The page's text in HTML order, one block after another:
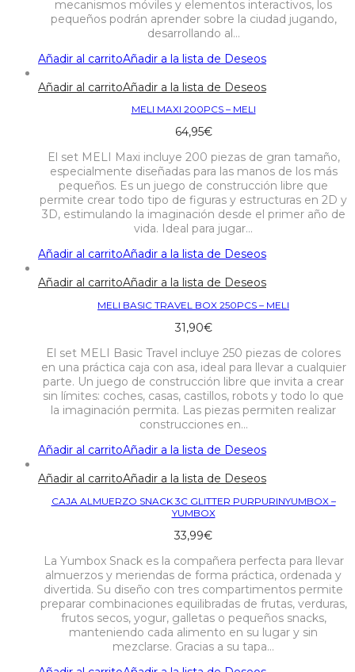
mecanismos móviles y elementos interactivos, los
pequeños podrán aprender sobre la ciudad jugando,
desarrollando al…
Añadir al carritoAñadir a la lista de Deseos
Añadir al carritoAñadir a la lista de Deseos
MELI MAXI 200PCS – MELI
64,95€
El set MELI Maxi incluye 200 piezas de gran tamaño,
especialmente diseñadas para las manos de los más
pequeños. Es un juego de construcción libre que
permite crear todo tipo de figuras y estructuras en 2D y
3D, estimulando la imaginación desde el primer año de
vida. Ideal para jugar…
Añadir al carritoAñadir a la lista de Deseos
Añadir al carritoAñadir a la lista de Deseos
MELI BASIC TRAVEL BOX 250PCS – MELI
31,90€
El set MELI Basic Travel incluye 250 piezas de colores
en una práctica caja con asa, ideal para llevar a cualquier
parte. Un juego de construcción libre que invita a crear
sin límites: coches, casas, castillos, robots y todo lo que
la imaginación permita. Las piezas permiten realizar
construcciones en…
Añadir al carritoAñadir a la lista de Deseos
Añadir al carritoAñadir a la lista de Deseos
CAJA ALMUERZO SNACK 3C GLITTER PURPURINYUMBOX –
YUMBOX
33,99€
La Yumbox Snack es la compañera perfecta para llevar
almuerzos y meriendas de forma práctica, ordenada y
divertida. Su diseño con tres compartimentos permite
preparar combinaciones equilibradas de frutas, verduras,
frutos secos, yogur, galletas o pequeños snacks,
manteniendo cada alimento en su lugar y sin
mezclarse. Gracias a su tapa…